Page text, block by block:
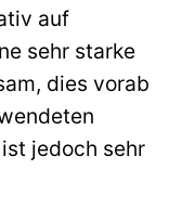
auf
sehr starke
dies vorab
jedoch sehr